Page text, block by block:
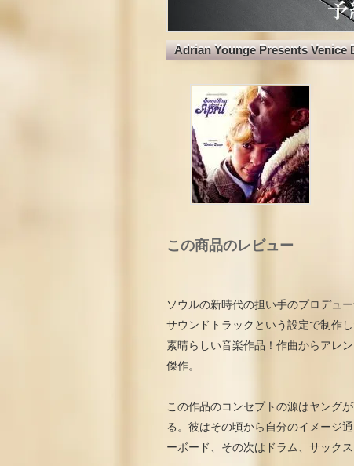
Adrian Younge Presents
この商品のレビュー
ソウルの新時代の担い手のプロデュ
サウンドトラックという設定で制作
素晴らしい音楽作品！作曲からアレ
傑作。
この作品のコンセプトの源はヤング
る。彼はその頃から自分のイメージ
ーボード、その次はドラム、サック